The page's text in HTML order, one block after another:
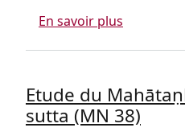
En savoir plus
Etude du
sutta (MN 38)